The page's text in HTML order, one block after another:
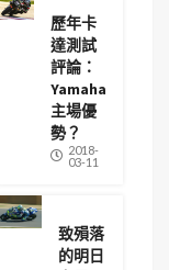
歷年卡
達測試
評論：
Yamaha
主場優
勢？
2018-
03-11
致殞落
的明日